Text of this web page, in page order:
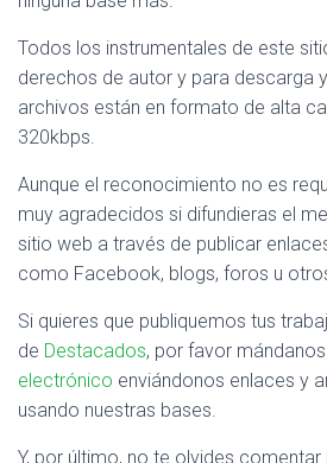
Todos los instrumentales de este
derechos de autor y para descarga
archivos están en formato de alta
320kbps.
Aunque el reconocimiento no es
muy agradecidos si difundieras el
sitio web a través de publicar
como Facebook, blogs, foros u
Si quieres que publiquemos tus
de Destacados, por favor mándanos
electrónico enviándonos enlaces y
usando nuestras bases.
Y, por último, no te olvides